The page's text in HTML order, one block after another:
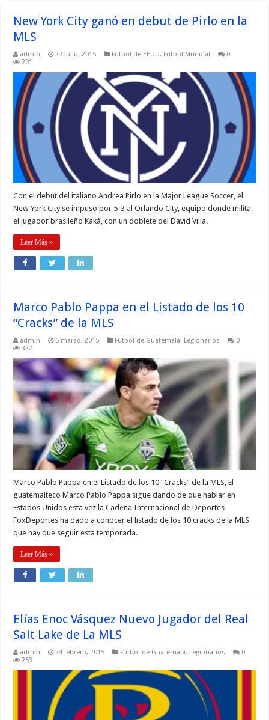
New York City ganó en debut de Pirlo en la
MLS
admin 27 julio, 2015 Fútbol de EEUU, Fútbol Mundial
0
201
Con el debut del italiano Andrea Pirlo en la Major League Soccer, el
New York City se impuso por 5-3 al Orlando City, equipo donde milita
el jugador brasileño Kaká, con un doblete del David Villa.
Leer Más »
Marco Pablo Pappa en el Listado de los 10
“Cracks” de la MLS
admin 5 marzo, 2015 Fútbol de Guatemala, Legionarios
0
322
Marco Pablo Pappa en el Listado de los 10 “Cracks” de la MLS, El
guatemalteco Marco Pablo Pappa sigue dando de que hablar en
Estados Unidos esta vez la Cadena Internacional de Deportes
FoxDeportes ha dado a conocer el listado de los 10 cracks de la MLS
que hay que seguir esta temporada.
Leer Más »
Elías Enoc Vásquez Nuevo Jugador del Real
Salt Lake de La MLS
admin 24 febrero, 2015 Fútbol de Guatemala, Legionarios
0
253